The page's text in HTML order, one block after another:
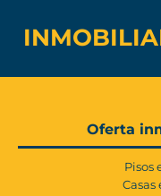
Oferta
Pisos